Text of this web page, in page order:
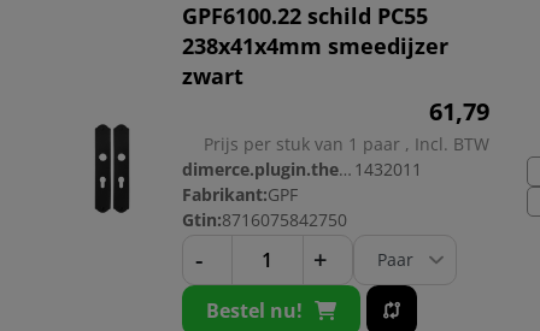
GPF6100.22 schild PC55
238x41x4mm smeedijzer
zwart
61,79
Prijs per stuk van 1 paar , Incl. BTW
dimerce.plugin.theme.productnr: 1432011
Fabrikant:GPF
Gtin:8716075842750
- +
Bestel nu!